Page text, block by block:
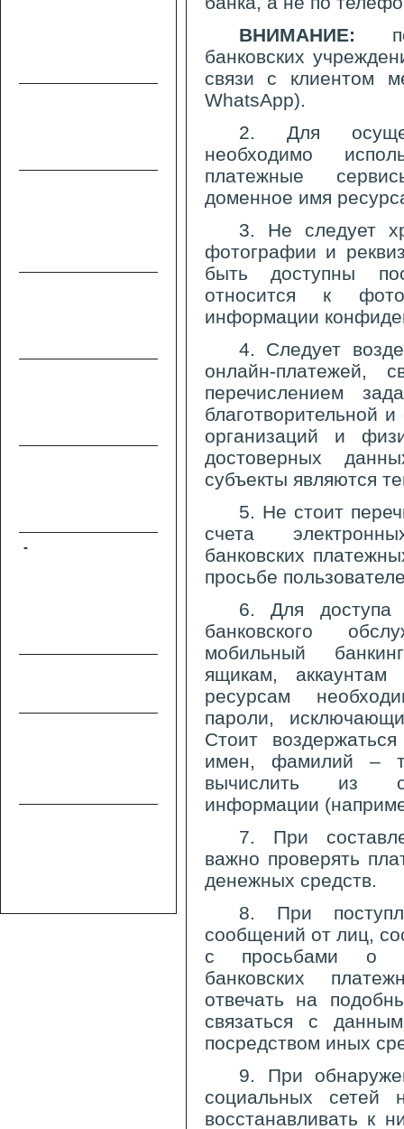
-
ВНИМАНИЕ:
банковских
связи с клиентом
WhatsApp).
2. Для
необходимо
платежные
доменное имя
3. Не следует
фотографии и
быть доступны
относится к
информации
4. Следует
онлайн-платежей,
перечислением
благотворительной
организаций и
достоверных
субъекты являются
5. Не стоит
счета
банковских
просьбе
6. Для доступа
банковского
мобильный
ящикам,
ресурсам
пароли,
Стоит
имен, фамилий –
вычислить из
информации
7. При
важно проверять
денежных средств.
8. При
сообщений от лиц,
с просьбами о
банковских
отвечать на
связаться с
посредством иных
9. При
социальных сетей
восстанавливать к